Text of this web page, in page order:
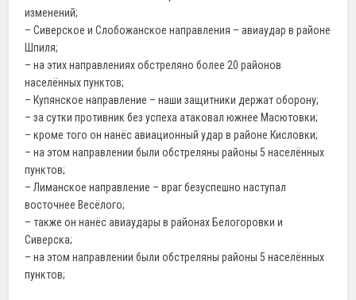
изменений;
– Сиверское и Слобожанское направления – авиаудар в районе
Шпиля;
– на этих направлениях обстреляно более 20 районов
населённых пунктов;
– Купянское направление – наши защитники держат оборону;
– за сутки противник без успеха атаковал южнее Масютовки;
– кроме того он нанёс авиационный удар в районе Кисловки;
– на этом направлении были обстреляны районы 5 населённых
пунктов;
– Лиманское направление – враг безуспешно наступал
восточнее Весёлого;
– также он нанёс авиаудары в районах Белогоровки и
Сиверска;
– на этом направлении были обстреляны районы 5 населённых
пунктов;